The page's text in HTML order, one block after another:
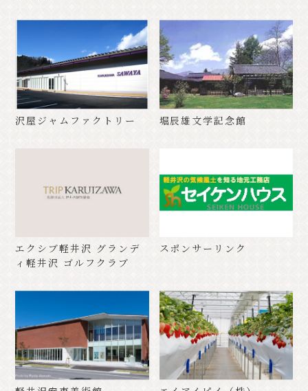
プライバシーポリシー
PR
沢屋ジャムファクトリー 堀辰雄文学記念館
エクシブ軽井沢 グランデ
ィ軽井沢 ゴルフクラブ
スポンサーリンク